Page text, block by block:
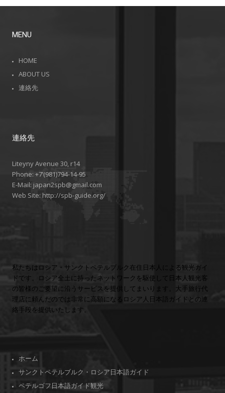
MENU
HOME
ABOUT US
連絡先
連絡先
Liteyny Avenue 30, r14
Phone: +7’(981)794-14-95
E-Mail: japan2spb@gmail.com
Web Site: http://spb-guide.org/
私たちはロシア・サンクトペテルブルク在住日本人による観光ガイ
ドです。ロシア全土に持ったネットワークを駆使して日本人観光客
の皆様のご要望に沿うサービスを提供してまいります。大手旅行代
理店に頼んだのでは非常に高額になるロシア人日本語ガイドとの連
絡手段を提供いたします。
ホーム
サンクトペテルブルク・ロシア日本語ガイド
ペテルゴフ日本語ガイド観光